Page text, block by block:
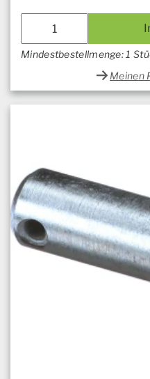
Mindestbestellmenge: 1
Meinen